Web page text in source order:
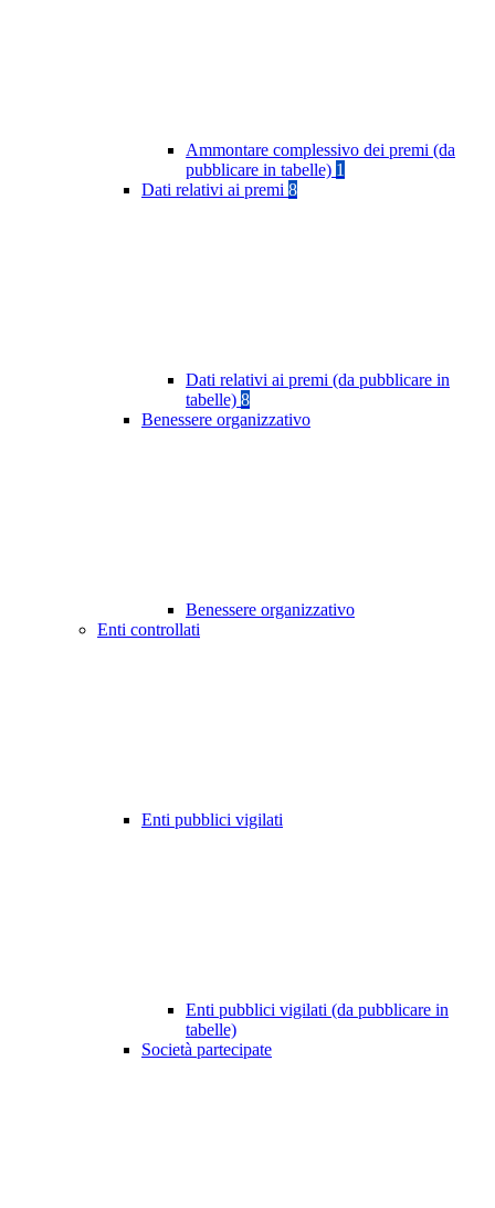
Ammontare complessivo dei premi (da
pubblicare in tabelle) 1
Dati relativi ai premi 8
Dati relativi ai premi (da pubblicare in
tabelle) 8
Benessere organizzativo
Benessere organizzativo
Enti controllati
Enti pubblici vigilati
Enti pubblici vigilati (da pubblicare in
tabelle)
Società partecipate